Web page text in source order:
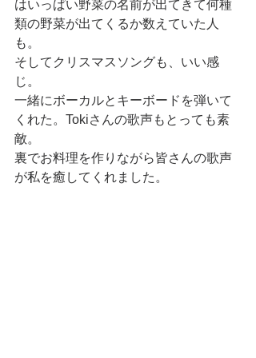
はいっぱい野菜の名前が出てきて何種
類の野菜が出てくるか数えていた人
も。
そしてクリスマスソングも、いい感
じ。
一緒にボーカルとキーボードを弾いて
くれた。Tokiさんの歌声もとっても素
敵。
裏でお料理を作りながら皆さんの歌声
が私を癒してくれました。